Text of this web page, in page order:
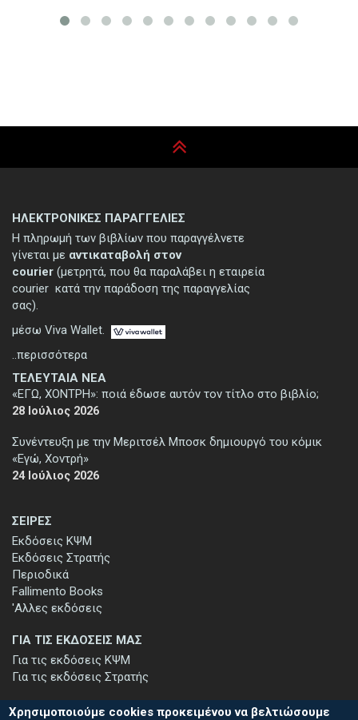
ΣΕΙΡΕΣ
Εκδόσεις ΚΨΜ
Εκδόσεις Στρατής
Περιοδικά
Fallimento Books
'Αλλες εκδόσεις
ΤΕΛΕΥΤΑΙΑ ΝΕΑ
«ΕΓΩ, ΧΟΝΤΡΗ»: ποιά έδωσε αυτόν τον τίτλο στο βιβλίο;
28 Ιούλιος 2026
Συνέντευξη με την Μεριτσέλ Μποσκ δημιουργό του κόμικ
«Εγώ, Χοντρή»
24 Ιούλιος 2026
ΓΙΑ ΤΙΣ ΕΚΔΟΣΕΙΣ ΜΑΣ
Για τις εκδόσεις ΚΨΜ
Για τις εκδόσεις Στρατής
ΗΛΕΚΤΡΟΝΙΚΕΣ ΠΑΡΑΓΓΕΛΙΕΣ
Η πληρωμή των βιβλίων που παραγγέλνετε
γίνεται με αντικαταβολή στον
courier (μετρητά, που θα παραλάβει η εταιρεία
courier κατά την παράδοση της παραγγελίας
σας).
μέσω Viva Wallet.
..περισσότερα
Χρησιμοποιούμε cookies προκειμένου να βελτιώσουμε